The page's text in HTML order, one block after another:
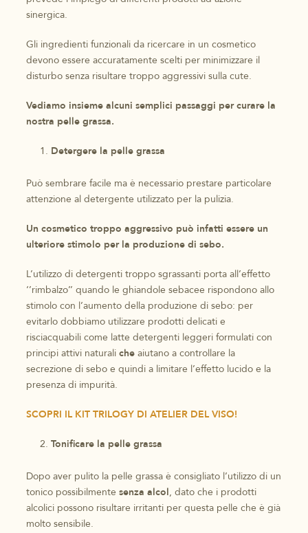
sinergica.
Gli ingredienti funzionali da ricercare in un cosmetico
devono essere accuratamente scelti per minimizzare il
disturbo senza risultare troppo aggressivi sulla cute.
Vediamo insieme alcuni semplici passaggi per curare la
nostra pelle grassa.
Detergere la pelle grassa
Può sembrare facile ma è necessario prestare particolare
attenzione al detergente utilizzato per la pulizia.
Un cosmetico troppo aggressivo può infatti essere un
ulteriore stimolo per la produzione di sebo.
L’utilizzo di detergenti troppo sgrassanti porta all’effetto
‘’rimbalzo’’ quando le ghiandole sebacee rispondono allo
stimolo con l’aumento della produzione di sebo: per
evitarlo dobbiamo utilizzare prodotti delicati e
risciacquabili come latte detergenti leggeri formulati con
principi attivi naturali che aiutano a controllare la
secrezione di sebo e quindi a limitare l’effetto lucido e la
presenza di impurità.
SCOPRI IL KIT TRILOGY DI ATELIER DEL VISO!
Tonificare la pelle grassa
Dopo aver pulito la pelle grassa è consigliato l’utilizzo di un
tonico possibilmente senza alcol, dato che i prodotti
alcolici possono risultare irritanti per questa pelle che è già
molto sensibile.